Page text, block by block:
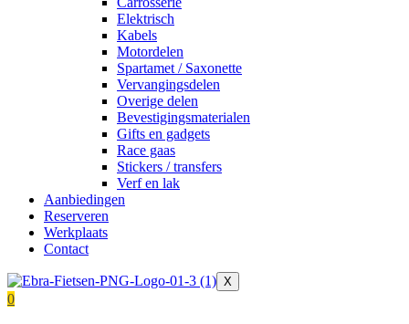
Elektrisch
Kabels
Motordelen
Spartamet / Saxonette
Vervangingsdelen
Overige delen
Bevestigingsmaterialen
Gifts en gadgets
Race gaas
Stickers / transfers
Verf en lak
Aanbiedingen
Reserveren
Werkplaats
Contact
X
0